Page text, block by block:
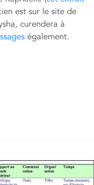
est sur le site de
curendera à
également.